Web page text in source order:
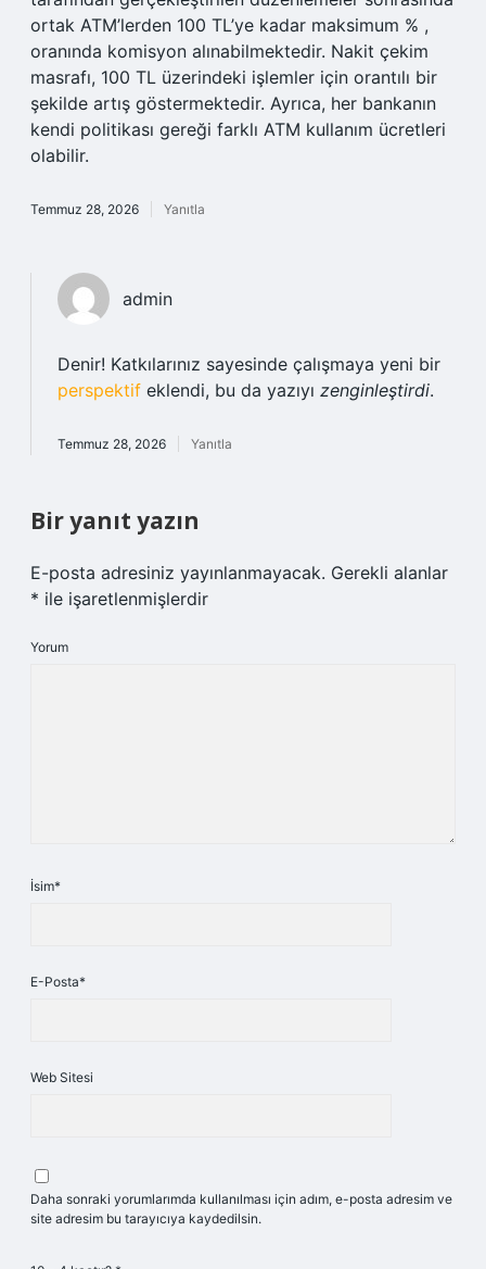
ortak ATM’lerden 100 TL’ye kadar maksimum % ,
oranında komisyon alınabilmektedir. Nakit çekim
masrafı, 100 TL üzerindeki işlemler için orantılı bir
şekilde artış göstermektedir. Ayrıca, her bankanın
kendi politikası gereği farklı ATM kullanım ücretleri
olabilir.
Temmuz 28, 2026 Yanıtla
admin
Denir! Katkılarınız sayesinde çalışmaya yeni bir
perspektif eklendi, bu da yazıyı zenginleştirdi.
Temmuz 28, 2026 Yanıtla
Bir yanıt yazın
E-posta adresiniz yayınlanmayacak. Gerekli alanlar
* ile işaretlenmişlerdir
Yorum
İsim*
E-Posta*
Web Sitesi
Daha sonraki yorumlarımda kullanılması için adım, e-posta adresim ve
site adresim bu tarayıcıya kaydedilsin.